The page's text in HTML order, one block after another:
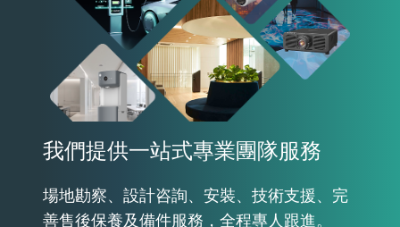
我們提供一站式專業團隊服務
場地勘察、設計咨詢、安裝、技術支援、完
善售後保養及備件服務，全程專人跟進。